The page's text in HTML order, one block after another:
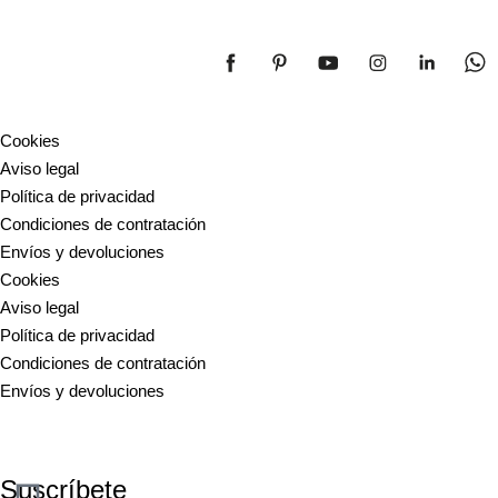
Cookies
Aviso legal
Política de privacidad
Condiciones de contratación
Envíos y devoluciones
Cookies
Aviso legal
Política de privacidad
Condiciones de contratación
Envíos y devoluciones
Suscríbete